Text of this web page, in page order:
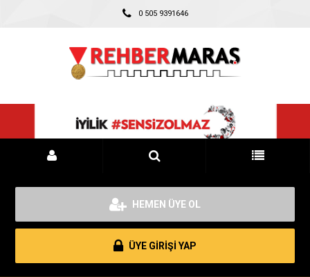
0 505 9391646
HEMEN ÜYE OL
ÜYE GİRİŞİ YAP